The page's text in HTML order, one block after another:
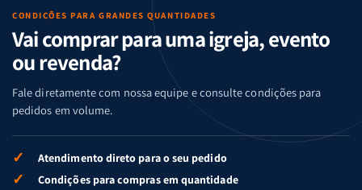
CONDIÇÕES PARA GRANDES QUANTIDADES
Vai comprar para uma igreja, evento
ou revenda?
Fale diretamente com nossa equipe e consulte condições para
pedidos em volume.
✓ Atendimento direto para o seu pedido
✓ Condições para compras em quantidade